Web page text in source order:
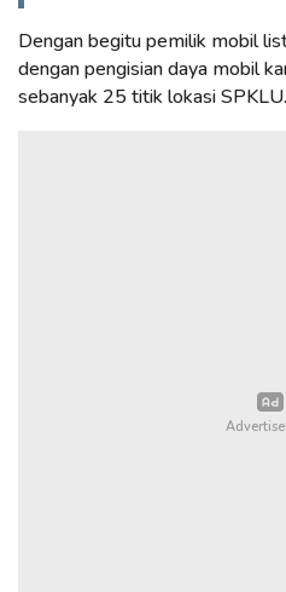
Dengan begitu pemilik mobil
dengan pengisian daya mobil
sebanyak 25 titik lokasi SPKLU.